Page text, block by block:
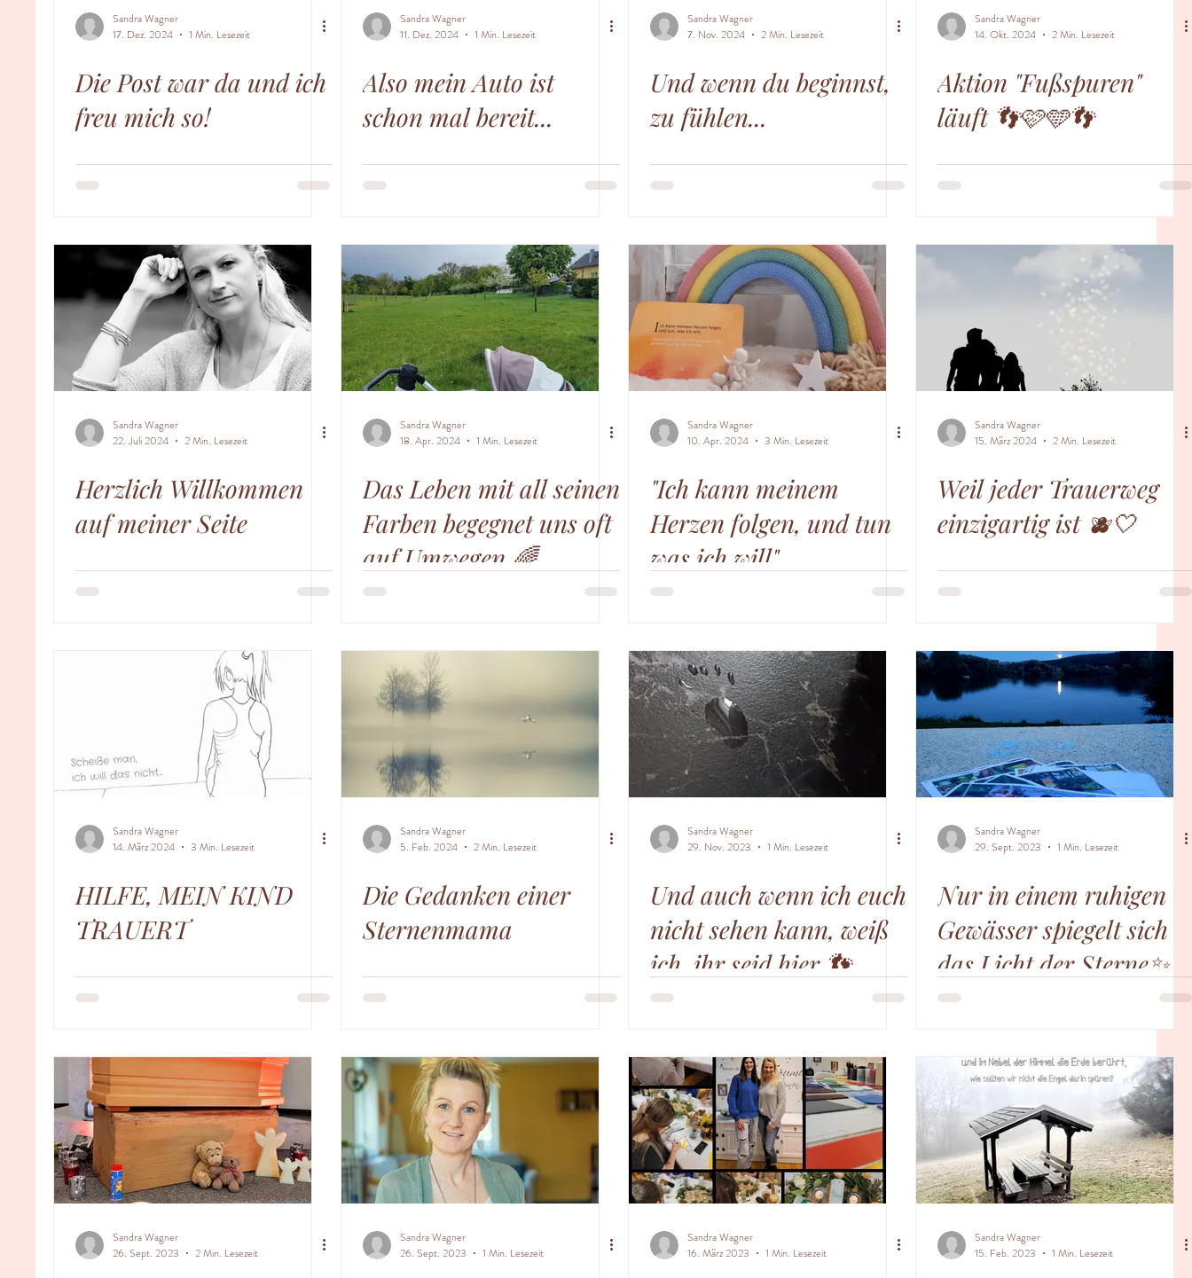
Sandra Wagner
17. Dez. 2024
1 Min. Lesezeit
Die Post war da und ich
freu mich so!
Sandra Wagner
11. Dez. 2024
1 Min. Lesezeit
Also mein Auto ist
schon mal bereit...
Sandra Wagner
7. Nov. 2024
2 Min. Lesezeit
Und wenn du beginnst,
zu fühlen...
Sandra Wagner
14. Okt. 2024
2 Min. Lesezeit
Aktion "Fußspuren"
läuft 👣🩷🩵👣
Sandra Wagner
22. Juli 2024
2 Min. Lesezeit
Herzlich Willkommen
auf meiner Seite
Sandra Wagner
18. Apr. 2024
1 Min. Lesezeit
Das Leben mit all seinen
Farben begegnet uns oft
auf Umwegen 🌈
Sandra Wagner
10. Apr. 2024
3 Min. Lesezeit
"Ich kann meinem
Herzen folgen, und tun
was ich will"
Sandra Wagner
15. März 2024
2 Min. Lesezeit
Weil jeder Trauerweg
einzigartig ist 🫐🤍
Sandra Wagner
14. März 2024
3 Min. Lesezeit
HILFE, MEIN KIND
TRAUERT
Sandra Wagner
5. Feb. 2024
2 Min. Lesezeit
Die Gedanken einer
Sternenmama
Sandra Wagner
29. Nov. 2023
1 Min. Lesezeit
Und auch wenn ich euch
nicht sehen kann, weiß
ich, ihr seid hier 👣
Sandra Wagner
29. Sept. 2023
1 Min. Lesezeit
Nur in einem ruhigen
Gewässer spiegelt sich
das Licht der
🏻✨
Sandra Wagner
26. Sept. 2023
2 Min. Lesezeit
Sandra Wagner
26. Sept. 2023
1 Min. Lesezeit
Sandra Wagner
16. März 2023
1 Min. Lesezeit
Sandra Wagner
15. Feb. 2023
1 Min. Lesezeit